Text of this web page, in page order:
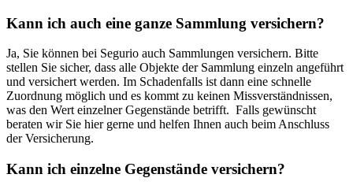
Kann ich auch eine ganze Sammlung versichern?
Ja, Sie können bei Segurio auch Sammlungen versichern. Bitte
stellen Sie sicher, dass alle Objekte der Sammlung einzeln angeführt
und versichert werden. Im Schadenfalls ist dann eine schnelle
Zuordnung möglich und es kommt zu keinen Missverständnissen,
was den Wert einzelner Gegenstände betrifft. Falls gewünscht
beraten wir Sie hier gerne und helfen Ihnen auch beim Anschluss
der Versicherung.
Kann ich einzelne Gegenstände versichern?